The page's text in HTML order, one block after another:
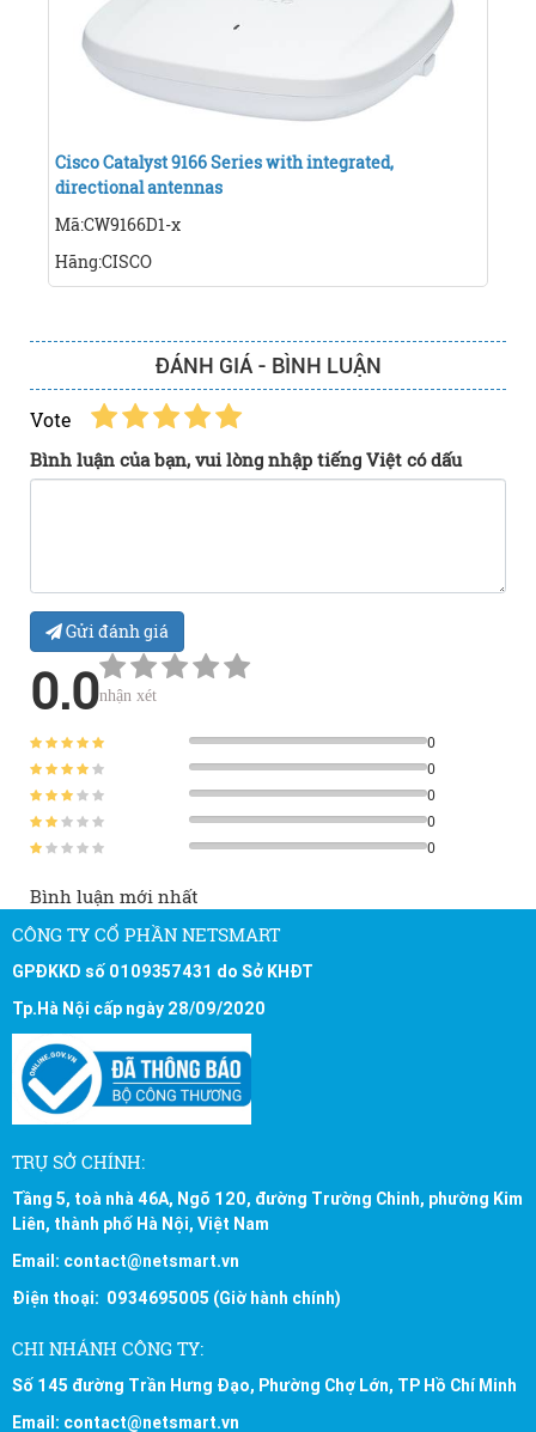
Cisco Catalyst 9166 Series with integrated,
directional antennas
Mã:CW9166D1-x
Hãng:CISCO
ĐÁNH GIÁ - BÌNH LUẬN
Vote
Bình luận của bạn, vui lòng nhập tiếng Việt có dấu
Gửi đánh giá
0.0nhận xét
0
0
0
0
0
Bình luận mới nhất
CÔNG TY CỔ PHẦN NETSMART
GPĐKKD số 0109357431 do Sở KHĐT
Tp.Hà Nội cấp ngày 28/09/2020
TRỤ SỞ CHÍNH:
Tầng 5, toà nhà 46A, Ngõ 120, đường Trường Chinh, phường Kim
Liên, thành phố Hà Nội, Việt Nam
Email: contact@netsmart.vn
Điện thoại: 0934695005 (Giờ hành chính)
CHI NHÁNH CÔNG TY:
Số 145 đường Trần Hưng Đạo, Phường Chợ Lớn, TP Hồ Chí Minh
Email: contact@netsmart.vn